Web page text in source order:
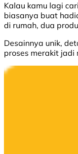
Kalau kamu lagi
biasanya buat
di rumah, dua
Desainnya unik,
proses merakit jadi